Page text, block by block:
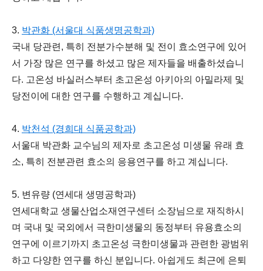
3. 박관화 (서울대 식품생명공학과)
국내 당관련, 특히 전분가수분해 및 전이 효소연구에 있어
서 가장 많은 연구를 하셨고 많은 제자들을 배출하셨습니
다. 고온성 바실러스부터 초고온성 아키아의 아밀라제 및
당전이에 대한 연구를 수행하고 계십니다.
4. 박천석 (경희대 식품공학과)
서울대 박관화 교수님의 제자로 초고온성 미생물 유래 효
소, 특히 전분관련 효소의 응용연구를 하고 계십니다.
5. 변유량 (연세대 생명공학과)
연세대학교 생물산업소재연구센터 소장님으로 재직하시
며 국내 및 국외에서 극한미생물의 동정부터 유용효소의
연구에 이르기까지 초고온성 극한미생물과 관련한 광범위
하고 다양한 연구를 하신 분입니다. 아쉽게도 최근에 은퇴